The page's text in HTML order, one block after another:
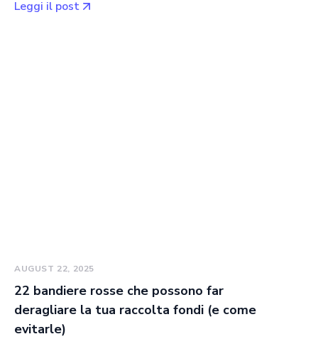
Leggi il post
AUGUST 22, 2025
22 bandiere rosse che possono far
deragliare la tua raccolta fondi (e come
evitarle)